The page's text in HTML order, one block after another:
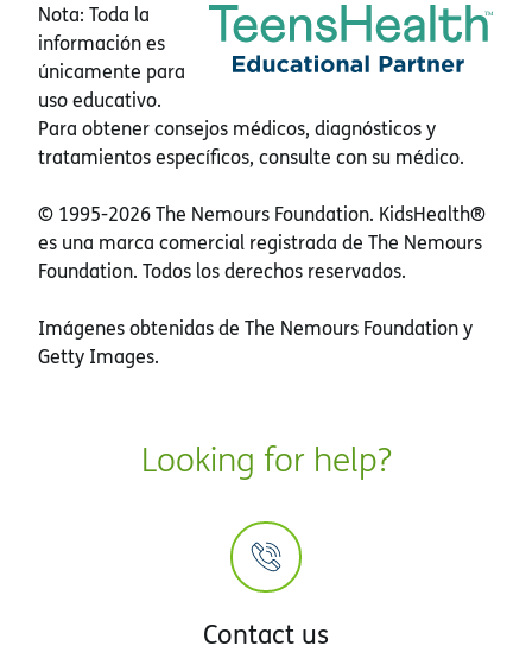
Nota: Toda la
información es
únicamente para
uso educativo.
Para obtener consejos médicos, diagnósticos y
tratamientos específicos, consulte con su médico.
© 1995-2026 The Nemours Foundation. KidsHealth®
es una marca comercial registrada de The Nemours
Foundation. Todos los derechos reservados.
Imágenes obtenidas de The Nemours Foundation y
Getty Images.
Looking for help?
Contact us